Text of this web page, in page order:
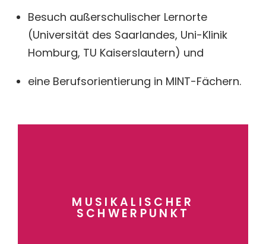
Besuch außerschulischer Lernorte
(Universität des Saarlandes, Uni-Klinik
Homburg, TU Kaiserslautern) und
eine Berufsorientierung in MINT-Fächern.
MUSIKALISCHER
SCHWERPUNKT
SCHWERPUNKT